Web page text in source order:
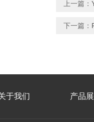
上一篇：
下一篇：
于我们 产品